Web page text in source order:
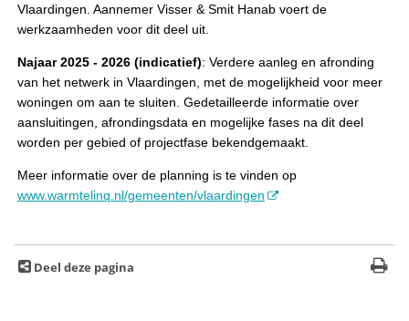
Vlaardingen. Aannemer Visser & Smit Hanab voert de
werkzaamheden voor dit deel uit.
Najaar 2025 - 2026 (indicatief): Verdere aanleg en afronding
van het netwerk in Vlaardingen, met de mogelijkheid voor meer
woningen om aan te sluiten. Gedetailleerde informatie over
aansluitingen, afrondingsdata en mogelijke fases na dit deel
worden per gebied of projectfase bekendgemaakt.
Meer informatie over de planning is te vinden op
www.warmtelinq.nl/gemeenten/vlaardingen
Deel deze pagina